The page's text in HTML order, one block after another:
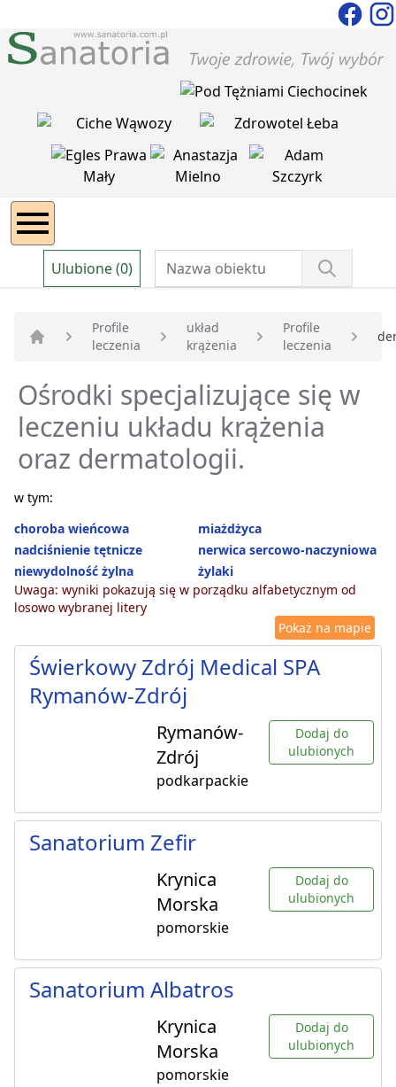
Ulubione (0)
Strona główna
Profile
leczenia
układ
krążenia
Profile
leczenia
Ośrodki specjalizujące się w
leczeniu układu krążenia
oraz dermatologii.
w tym:
choroba wieńcowa
miażdżyca
nadciśnienie tętnicze
nerwica sercowo-naczyniowa
niewydolność żylna
żylaki
Uwaga: wyniki pokazują się w porządku alfabetycznym od
losowo wybranej litery
Pokaż na mapie
Świerkowy Zdrój Medical SPA
Rymanów-Zdrój
Rymanów-
Zdrój
podkarpackie
Dodaj do
ulubionych
Sanatorium Zefir
Krynica
Morska
pomorskie
Dodaj do
ulubionych
Sanatorium Albatros
Krynica
Morska
pomorskie
Dodaj do
ulubionych